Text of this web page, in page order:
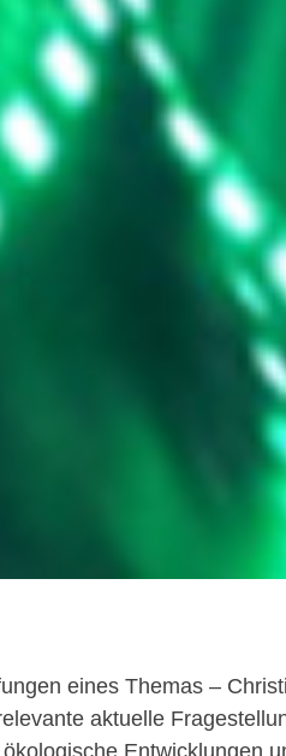
eines Themas –
aktuelle